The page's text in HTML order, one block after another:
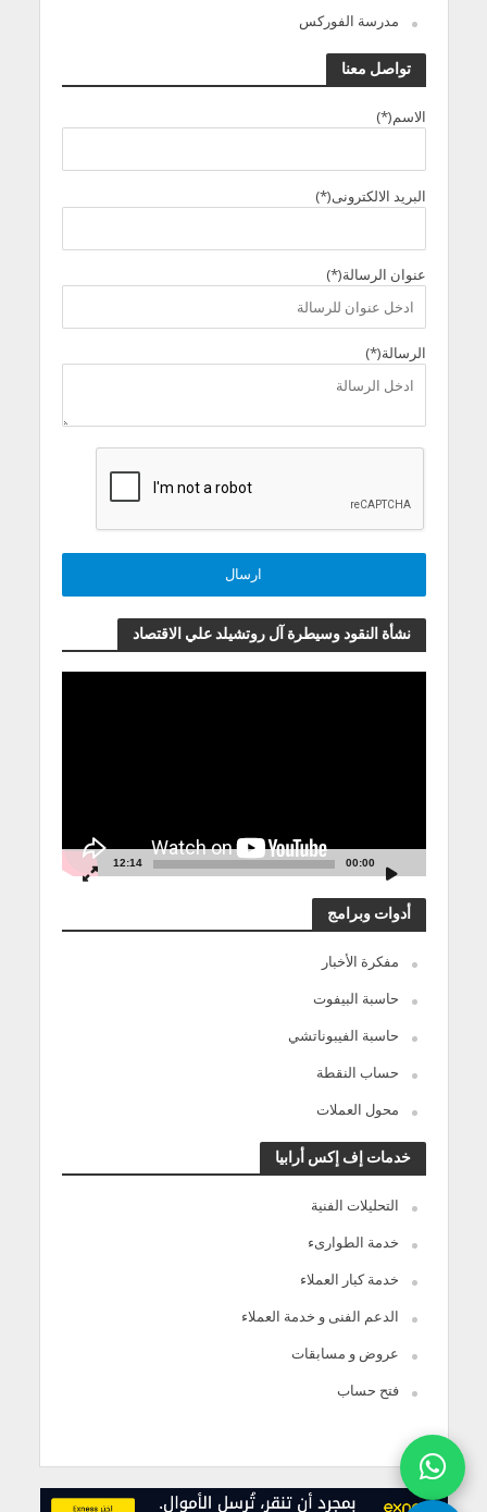
مدرسة الفوركس
تواصل معنا
الاسم(*)
البريد الالكترونى(*)
عنوان الرسالة(*)
الرسالة(*)
نشأة النقود وسيطرة آل روتشيلد علي الاقتصاد
00:00
12:14
أدوات وبرامج
مفكرة الأخبار
حاسبة البيفوت
حاسبة الفيبوناتشي
حساب النقطة
محول العملات
خدمات إف إكس أرابيا
التحليلات الفنية
خدمة الطوارىء
خدمة كبار العملاء
الدعم الفنى و خدمة العملاء
عروض و مسابقات
فتح حساب